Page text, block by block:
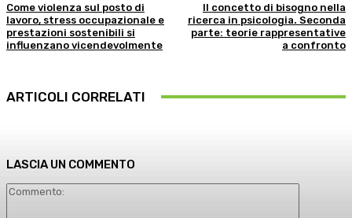
Come violenza sul posto di
lavoro, stress occupazionale e
prestazioni sostenibili si
influenzano vicendevolmente
Il concetto di bisogno nella
ricerca in psicologia. Seconda
parte: teorie rappresentative
a confronto
ARTICOLI CORRELATI
LASCIA UN COMMENTO